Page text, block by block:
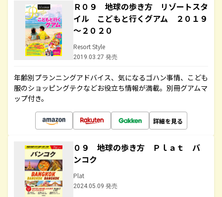
Ｒ０９ 地球の歩き方 リゾートスタ
イル こどもと行くグアム ２０１９
～２０２０
Resort Style
2019.03.27 発売
年齢別プランニングアドバイス、気になるゴハン事情、こども
服のショッピングテクなどお役立ち情報が満載。別冊グアムマ
ップ付き。
詳細を見る
０９ 地球の歩き方 Ｐｌａｔ バ
ンコク
Plat
2024.05.09 発売